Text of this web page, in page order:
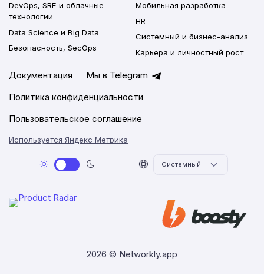
DevOps, SRE и облачные
технологии
Data Science и Big Data
Безопасность, SecOps
Мобильная разработка
HR
Системный и бизнес-анализ
Карьера и личностный рост
Документация
Мы в Telegram
Политика конфиденциальности
Пользовательское соглашение
Используется Яндекс Метрика
2026 © Networkly.app